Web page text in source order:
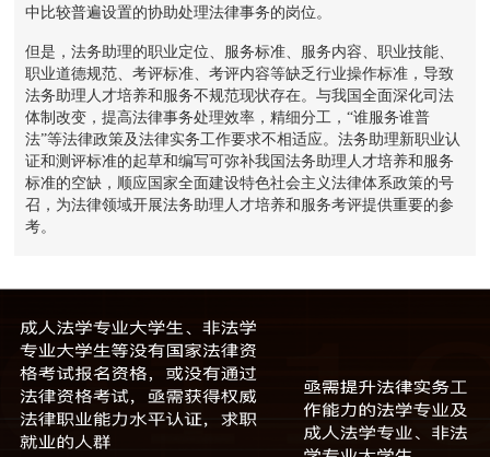
中比较普遍设置的协助处理法律事务的岗位。
但是，法务助理的职业定位、服务标准、服务内容、职业技能、
职业道德规范、考评标准、考评内容等缺乏行业操作标准，导致
法务助理人才培养和服务不规范现状存在。与我国全面深化司法
体制改变，提高法律事务处理效率，精细分工，“谁服务谁普
法”等法律政策及法律实务工作要求不相适应。法务助理新职业认
证和测评标准的起草和编写可弥补我国法务助理人才培养和服务
标准的空缺，顺应国家全面建设特色社会主义法律体系政策的号
召，为法律领域开展法务助理人才培养和服务考评提供重要的参
考。